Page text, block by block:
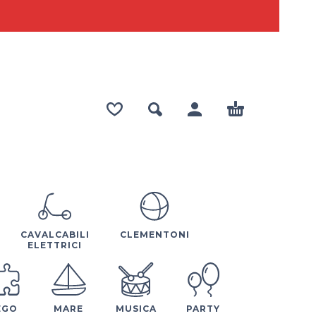
CAVALCABILI
ELETTRICI
CLEMENTONI
MARE MUSICA PARTY